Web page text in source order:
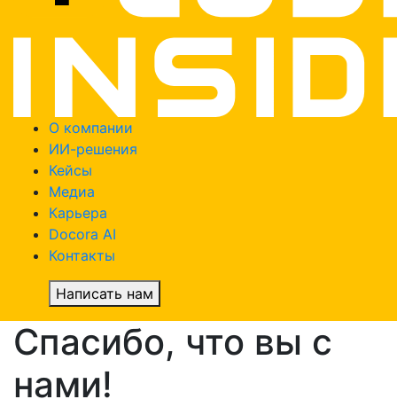
О компании
ИИ-решения
Кейсы
Медиа
Карьера
Docora AI
Контакты
Написать нам
Спасибо, что вы с
нами!